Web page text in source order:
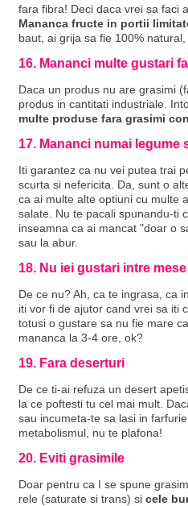
fara fibra! Deci daca vrei sa faci
Mananca fructe in portii
baut, ai grija sa fie 100%
16. Mananci multe gustari
Daca un produs nu are grasimi
produs in cantitati industriale.
multe produse fara grasimi
17. Mananci numai legume
Iti garantez ca nu vei putea trai
scurta si nefericita. Da, sunt o
ca ai multe alte optiuni cu multe
salate. Nu te pacali spunandu-ti
inseamna ca ai mancat "doar o
sau la abur.
18. Nu iei gustari intre mese
De ce nu? Ah, ca te ingrasa, ca
iti vor fi de ajutor cand vrei sa iti
totusi o gustare sa nu fie mare
mananca la 3-4 ore, ok?
19. Fara deserturi
De ce ti-ai refuza un desert
la ce poftesti tu cel mai mult.
sau incumeta-te sa lasi in
metabolismul, nu te plafona!
20. Eviti grasimile
Doar pentru ca I se spune
rele (saturate si trans) si cele